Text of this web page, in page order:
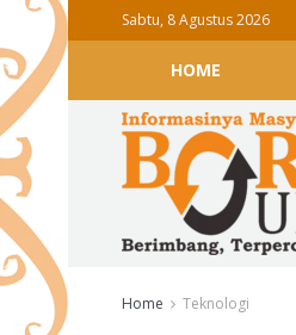
Sabtu, 8 Agustus 2026
HOME
Home Teknologi